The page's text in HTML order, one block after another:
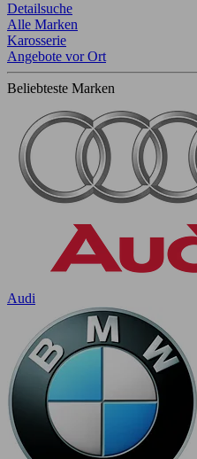
Detailsuche
Alle Marken
Karosserie
Angebote vor Ort
Beliebteste Marken
Audi